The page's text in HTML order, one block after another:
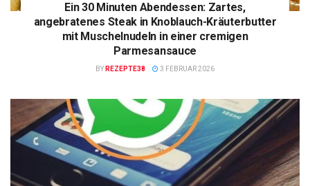
Ein 30 Minuten Abendessen: Zartes,
angebratenes Steak in Knoblauch-Kräuterbutter
mit Muschelnudeln in einer cremigen
Parmesansauce
BY REZEPTE38 3 FEBRUAR 2026